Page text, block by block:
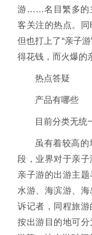
游……名目繁多的
客关注的热点。同
但也打上了“亲子
得花钱，而火爆的
热点答疑
产品有哪些
目前分类无统
虽有着较高
段，业界对于亲
亲子游的出游主
水游、海滨游、
诉记者，同程旅游
按出游目的地可